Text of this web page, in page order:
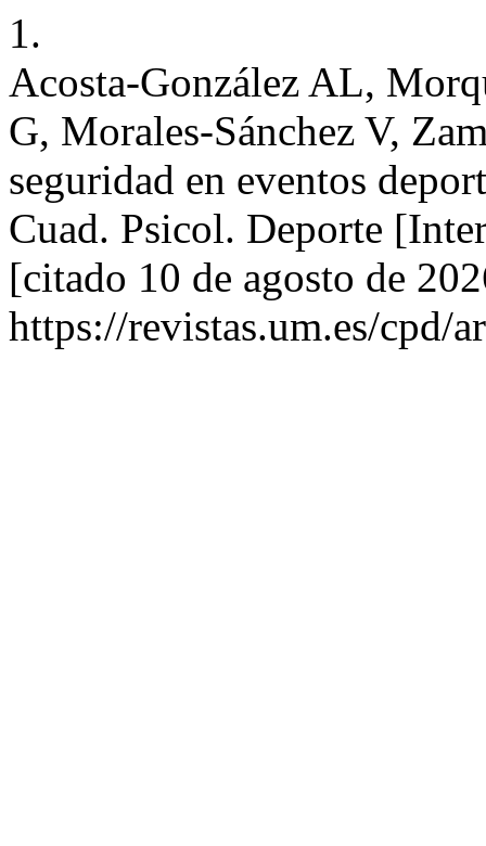
1.
Acosta-González AL,
G, Morales-Sánchez V,
seguridad en eventos
Cuad. Psicol. Deporte
[citado 10 de agosto de
https://revistas.um.es/cpd/